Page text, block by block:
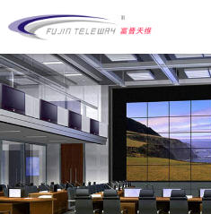
公司新闻| 2026-05-21
军队资产管理变革：
战力”